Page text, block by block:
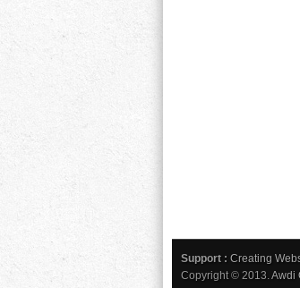
Support : Creating
Copyright © 2013. Awdi